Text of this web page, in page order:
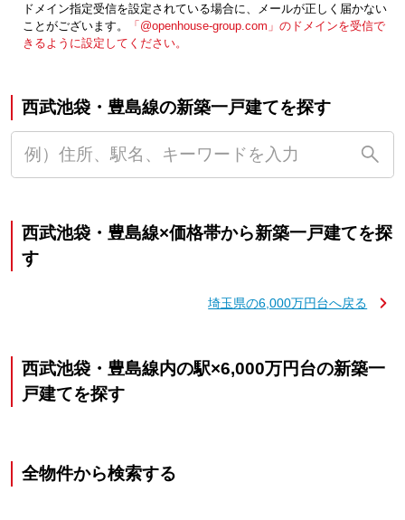
ドメイン指定受信を設定されている場合に、メールが正しく届かない
ことがございます。
「@openhouse-group.com」のドメインを受信で
きるように設定してください。
西武池袋・豊島線の新築一戸建てを探す
西武池袋・豊島線×価格帯から新築一戸建てを探
す
埼玉県の6,000万円台へ戻る
西武池袋・豊島線内の駅×6,000万円台の新築一
戸建てを探す
全物件から検索する